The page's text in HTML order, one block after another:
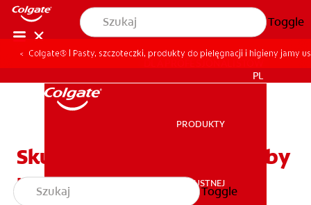
Toggle
ZDROWIE JAMY USTNEJ
PL
PRODUKTY
ZDROWIE JAMY USTNEJ
Toggle
Colgate® | Pasty, szczoteczki, produkty do pielęgnacji i higieny jamy
Skuteczne leczenie choroby
przyzębia